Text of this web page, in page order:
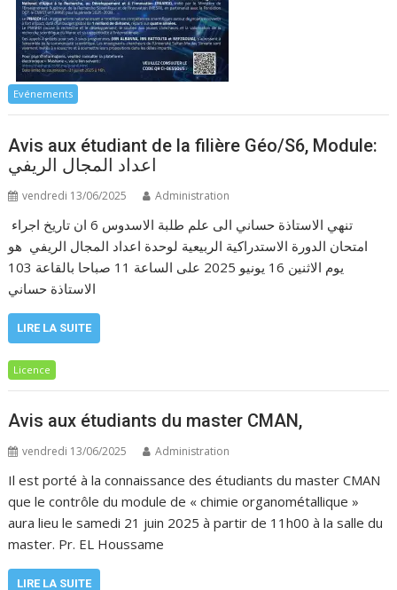
Evénements
Avis aux étudiant de la filière Géo/S6, Module:
اعداد المجال الريفي
vendredi 13/06/2025 Administration
تنهي الاستاذة حساني الى علم طلبة الاسدوس 6 ان تاريخ اجراء
امتحان الدورة الاستدراكية الربيعية لوحدة اعداد المجال الريفي هو
يوم الاثنين 16 يونيو 2025 على الساعة 11 صباحا بالقاعة 103
الاستاذة حساني
LIRE LA SUITE
Licence
Avis aux étudiants du master CMAN,
vendredi 13/06/2025 Administration
Il est porté à la connaissance des étudiants du master CMAN
que le contrôle du module de « chimie organométallique »
aura lieu le samedi 21 juin 2025 à partir de 11h00 à la salle du
master. Pr. EL Houssame
LIRE LA SUITE